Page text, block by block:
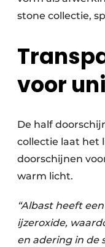
stone collectie,
voor
De half
collectie laat het
doorschijnen
warm licht.
“Albast heeft
ijzeroxide,
en adering in de